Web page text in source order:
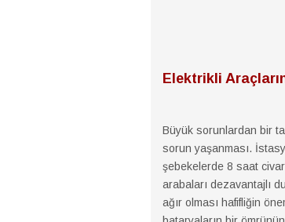
Elektrikli
Büyük sorunlardan bir
sorun yaşanması.
şebekelerde 8 saat
arabaları dezavantajlı
ağır olması hafifliğin